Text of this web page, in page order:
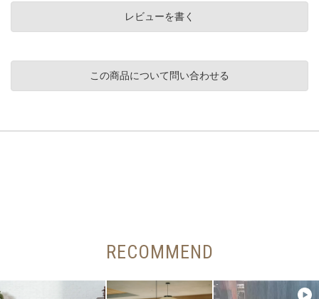
レビューを書く
この商品について問い合わせる
RECOMMEND